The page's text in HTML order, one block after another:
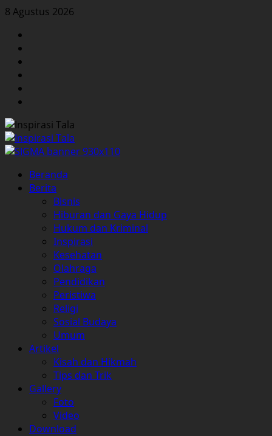
Skip
content
8 Agustus 2026
Primary
Menu
Beranda
Berita
Bisnis
Hiburan dan Gaya Hidup
Hukum dan Kriminal
Inspirasi
Kesehatan
Olahraga
Pendidikan
Peristiwa
Religi
Sosial Budaya
Umum
Artikel
Kisah dan Hikmah
Tips dan Trik
Gallery
Foto
Video
Download